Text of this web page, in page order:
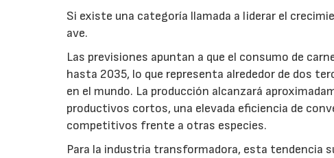
Si existe una categoría llamada a liderar el
ave.
Las previsiones apuntan a que el consumo de
hasta 2035, lo que representa alrededor de dos
en el mundo. La producción alcanzará
productivos cortos, una elevada eficiencia de
competitivos frente a otras especies.
Para la industria transformadora, esta tendencia